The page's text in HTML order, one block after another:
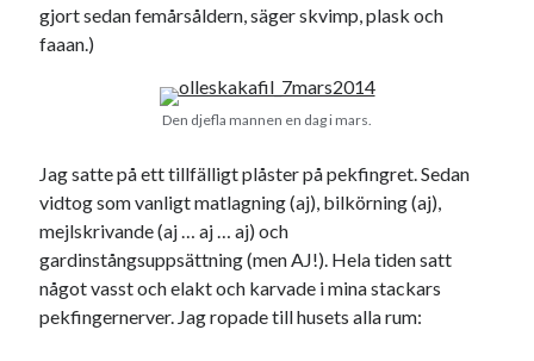
historia hotell jobb
Julkalenderfacit Julkalendern
julkalendern 2021 Julkalendern 2024
minnen mode museum musik
nostalgi ord radio
reklam resa sekrutt skola
gjort sedan femårsåldern, säger skvimp, plask och
faaan.)
Den djefla mannen en dag i mars.
Jag satte på ett tillfälligt plåster på pekfingret. Sedan
vidtog som vanligt matlagning (aj), bilkörning (aj),
mejlskrivande (aj … aj … aj) och
gardinstångsuppsättning (men AJ!). Hela tiden satt
något vasst och elakt och karvade i mina stackars
pekfingernerver. Jag ropade till husets alla rum: